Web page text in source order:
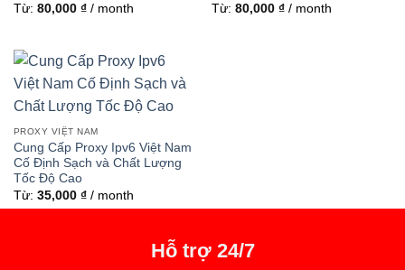
Từ: 80,000 ₫ / month
Từ: 80,000 ₫ / month
PROXY VIỆT NAM
Cung Cấp Proxy Ipv6 Việt Nam
Cố Định Sạch và Chất Lượng
Tốc Độ Cao
Từ: 35,000 ₫ / month
Hỗ trợ 24/7